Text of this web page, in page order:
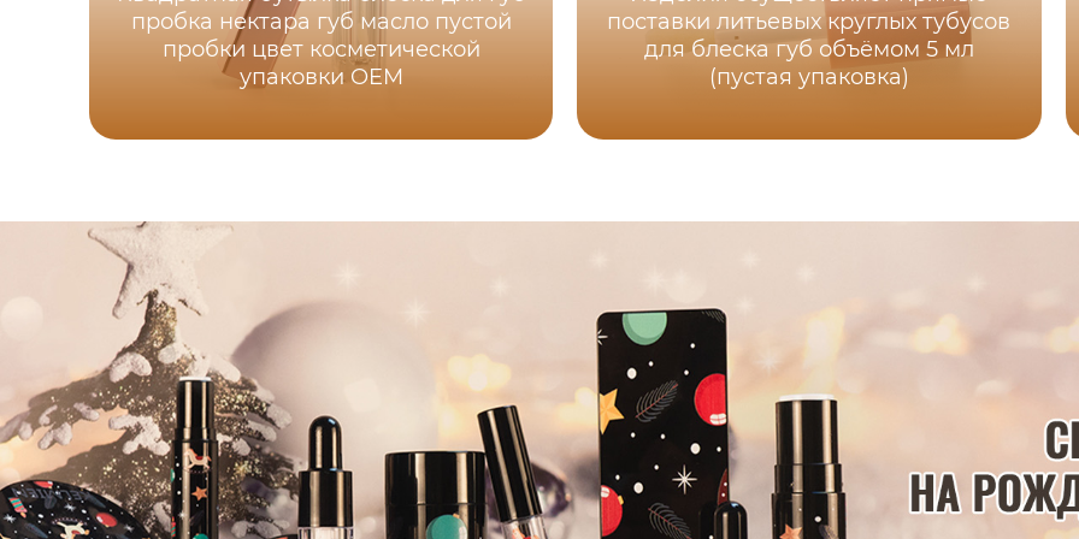
пробка нектара губ масло пустой
пробки цвет косметической
упаковки OEM
поставки литьевых круглых тубусов
для блеска губ объёмом 5 мл
(пустая упаковка)